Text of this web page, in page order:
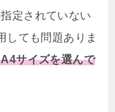
定されていない
しても問題ありま
サイズを選んで